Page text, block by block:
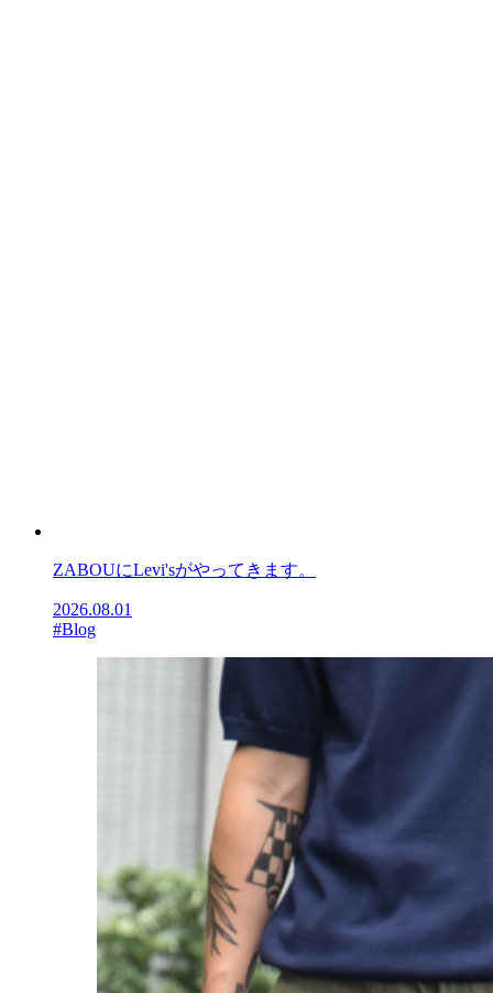
ZABOUにLevi'sがやってきます。
2026.08.01
#Blog